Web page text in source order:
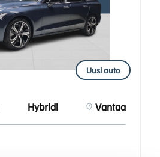
Uusi auto
Hybridi Vantaa